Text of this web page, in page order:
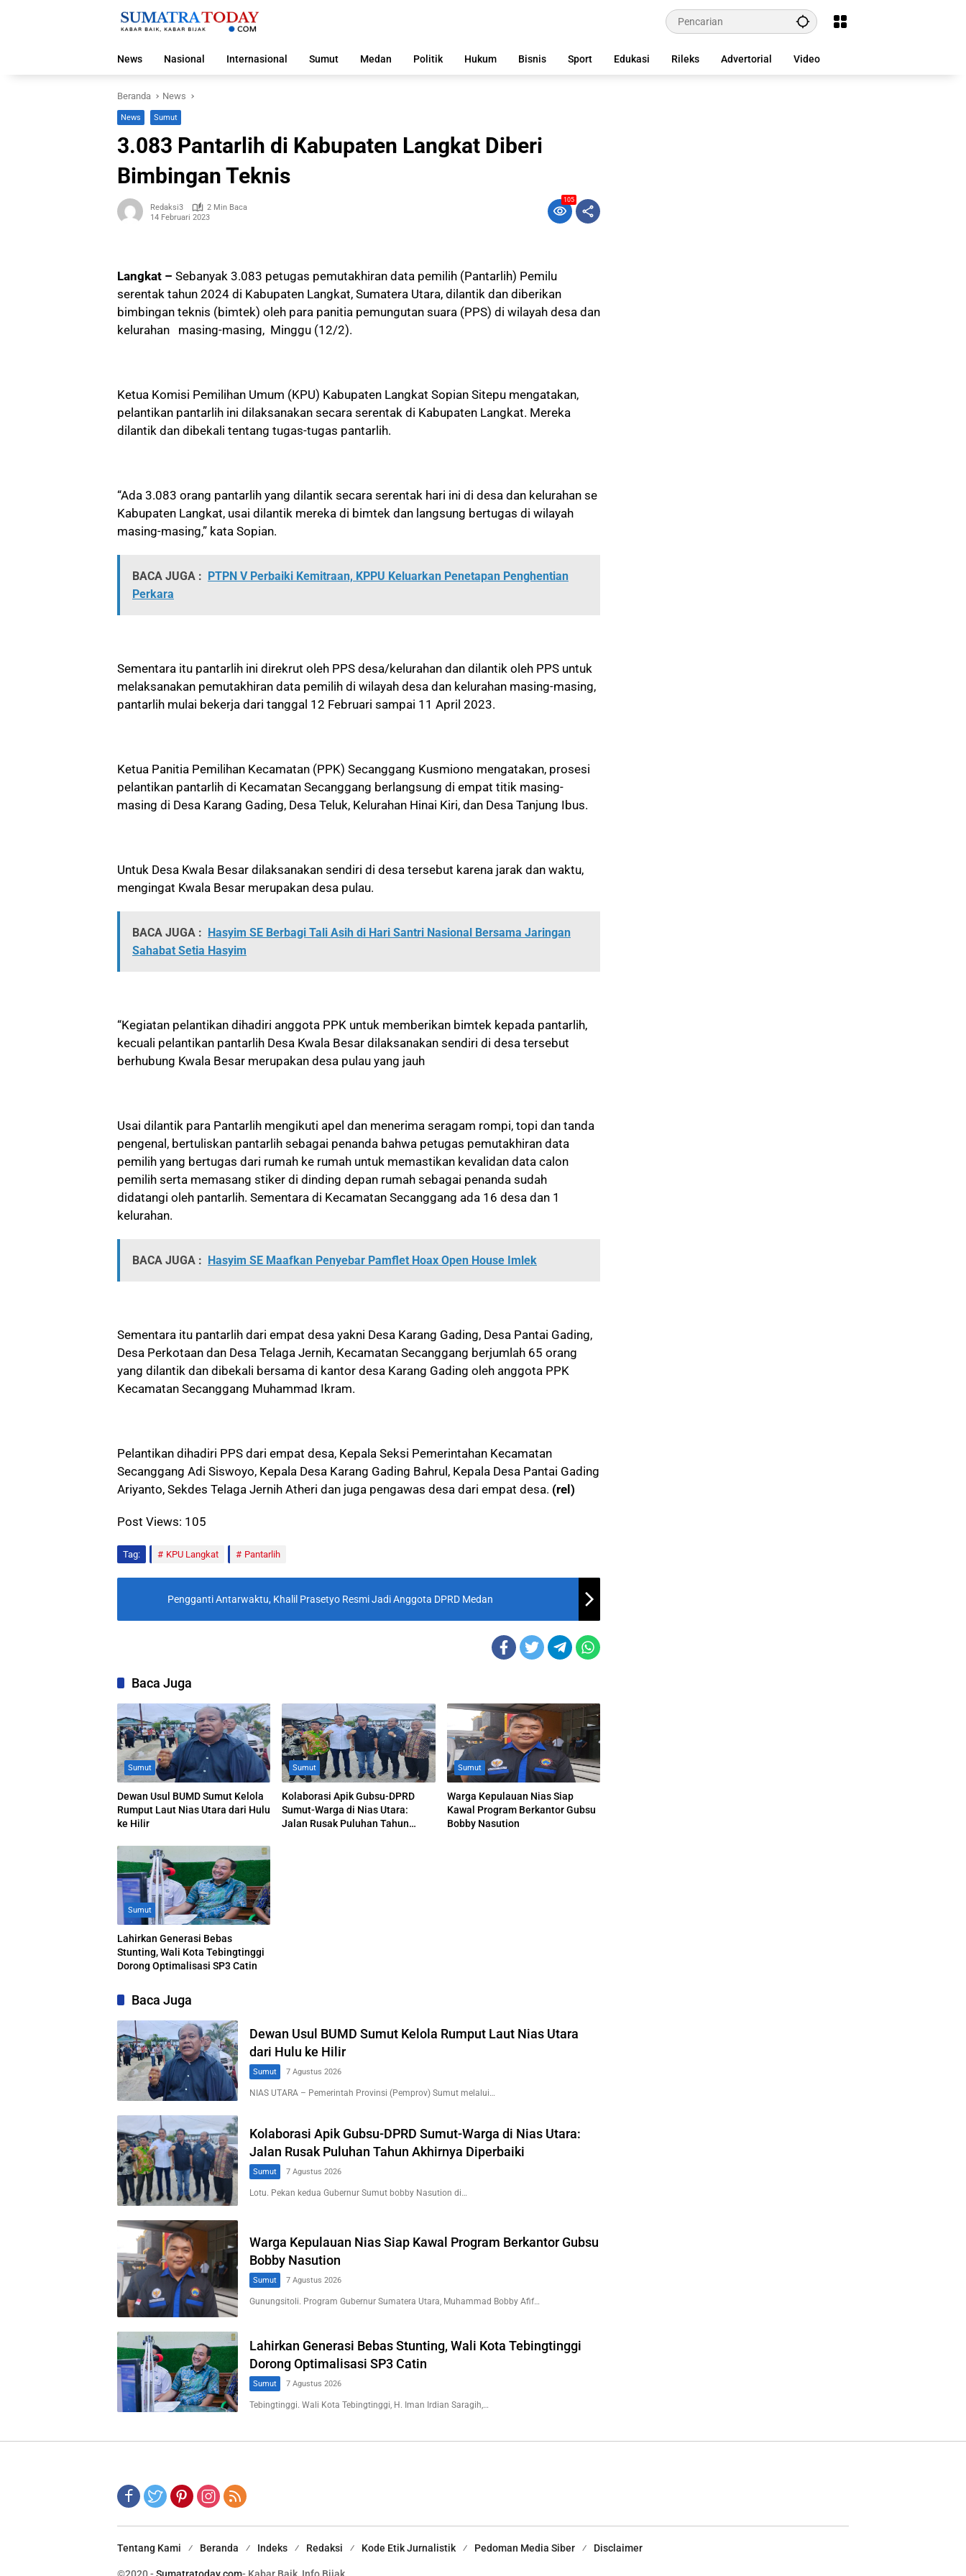
News
Nasional Internasional Sumut Medan Politik Hukum Bisnis Sport Edukasi Rileks Advertorial Video
Beranda News
News Sumut
3.083 Pantarlih di Kabupaten Langkat Diberi
Bimbingan Teknis
Redaksi3
2 Min Baca
14 Februari 2023
105
Langkat – Sebanyak 3.083 petugas pemutakhiran data pemilih (Pantarlih) Pemilu
serentak tahun 2024 di Kabupaten Langkat, Sumatera Utara, dilantik dan diberikan
bimbingan teknis (bimtek) oleh para panitia pemungutan suara (PPS) di wilayah desa dan
kelurahan masing-masing, Minggu (12/2).
Ketua Komisi Pemilihan Umum (KPU) Kabupaten Langkat Sopian Sitepu mengatakan,
pelantikan pantarlih ini dilaksanakan secara serentak di Kabupaten Langkat. Mereka
dilantik dan dibekali tentang tugas-tugas pantarlih.
“Ada 3.083 orang pantarlih yang dilantik secara serentak hari ini di desa dan kelurahan se
Kabupaten Langkat, usai dilantik mereka di bimtek dan langsung bertugas di wilayah
masing-masing,” kata Sopian.
BACA JUGA : PTPN V Perbaiki Kemitraan, KPPU Keluarkan Penetapan Penghentian
Perkara
Sementara itu pantarlih ini direkrut oleh PPS desa/kelurahan dan dilantik oleh PPS untuk
melaksanakan pemutakhiran data pemilih di wilayah desa dan kelurahan masing-masing,
pantarlih mulai bekerja dari tanggal 12 Februari sampai 11 April 2023.
Ketua Panitia Pemilihan Kecamatan (PPK) Secanggang Kusmiono mengatakan, prosesi
pelantikan pantarlih di Kecamatan Secanggang berlangsung di empat titik masing-
masing di Desa Karang Gading, Desa Teluk, Kelurahan Hinai Kiri, dan Desa Tanjung Ibus.
Untuk Desa Kwala Besar dilaksanakan sendiri di desa tersebut karena jarak dan waktu,
mengingat Kwala Besar merupakan desa pulau.
BACA JUGA : Hasyim SE Berbagi Tali Asih di Hari Santri Nasional Bersama Jaringan
Sahabat Setia Hasyim
“Kegiatan pelantikan dihadiri anggota PPK untuk memberikan bimtek kepada pantarlih,
kecuali pelantikan pantarlih Desa Kwala Besar dilaksanakan sendiri di desa tersebut
berhubung Kwala Besar merupakan desa pulau yang jauh
Usai dilantik para Pantarlih mengikuti apel dan menerima seragam rompi, topi dan tanda
pengenal, bertuliskan pantarlih sebagai penanda bahwa petugas pemutakhiran data
pemilih yang bertugas dari rumah ke rumah untuk memastikan kevalidan data calon
pemilih serta memasang stiker di dinding depan rumah sebagai penanda sudah
didatangi oleh pantarlih. Sementara di Kecamatan Secanggang ada 16 desa dan 1
kelurahan.
BACA JUGA : Hasyim SE Maafkan Penyebar Pamflet Hoax Open House Imlek
Sementara itu pantarlih dari empat desa yakni Desa Karang Gading, Desa Pantai Gading,
Desa Perkotaan dan Desa Telaga Jernih, Kecamatan Secanggang berjumlah 65 orang
yang dilantik dan dibekali bersama di kantor desa Karang Gading oleh anggota PPK
Kecamatan Secanggang Muhammad Ikram.
Pelantikan dihadiri PPS dari empat desa, Kepala Seksi Pemerintahan Kecamatan
Secanggang Adi Siswoyo, Kepala Desa Karang Gading Bahrul, Kepala Desa Pantai Gading
Ariyanto, Sekdes Telaga Jernih Atheri dan juga pengawas desa dari empat desa. (rel)
Post Views: 105
Tag: KPU Langkat Pantarlih
Pengganti Antarwaktu, Khalil Prasetyo Resmi Jadi Anggota DPRD Medan
Baca Juga
Sumut
Dewan Usul BUMD Sumut Kelola
Rumput Laut Nias Utara dari Hulu
ke Hilir
Sumut
Kolaborasi Apik Gubsu-DPRD
Sumut-Warga di Nias Utara:
Jalan Rusak Puluhan Tahun
Sumut
Warga Kepulauan Nias Siap
Kawal Program Berkantor Gubsu
Bobby Nasution
Sumut
Lahirkan Generasi Bebas
Stunting, Wali Kota Tebingtinggi
Dorong Optimalisasi SP3 Catin
Baca Juga
Dewan Usul BUMD Sumut Kelola Rumput Laut Nias Utara
dari Hulu ke Hilir
Sumut 7 Agustus 2026
NIAS UTARA – Pemerintah Provinsi (Pemprov) Sumut melalui…
Kolaborasi Apik Gubsu-DPRD Sumut-Warga di Nias Utara:
Jalan Rusak Puluhan Tahun Akhirnya Diperbaiki
Sumut 7 Agustus 2026
Lotu. Pekan kedua Gubernur Sumut bobby Nasution di…
Warga Kepulauan Nias Siap Kawal Program Berkantor Gubsu
Bobby Nasution
Sumut 7 Agustus 2026
Gunungsitoli. Program Gubernur Sumatera Utara, Muhammad Bobby Afif…
Lahirkan Generasi Bebas Stunting, Wali Kota Tebingtinggi
Dorong Optimalisasi SP3 Catin
Sumut 7 Agustus 2026
Tebingtinggi. Wali Kota Tebingtinggi, H. Iman Irdian Saragih,…
Tentang Kami Beranda Indeks Redaksi Kode Etik Jurnalistik Pedoman Media Siber Disclaimer